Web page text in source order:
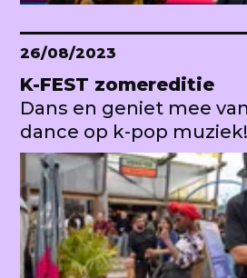
26/08/2023
K-FEST zomereditie
Dans en geniet mee
dance op k-pop muziek!